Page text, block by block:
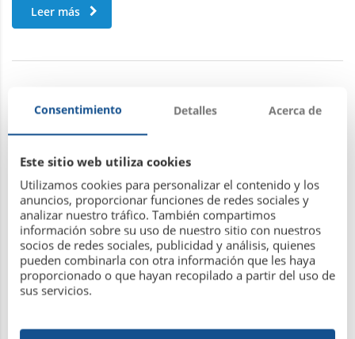
Leer más
ACTUALIZACIÓN DE CUOTAS SOCIALES
20 de marzo de 2026
Consentimiento Detalles Acerca de
Este sitio web utiliza cookies
Utilizamos cookies para personalizar el contenido y los
anuncios, proporcionar funciones de redes sociales y
analizar nuestro tráfico. También compartimos
información sobre su uso de nuestro sitio con nuestros
socios de redes sociales, publicidad y análisis, quienes
pueden combinarla con otra información que les haya
proporcionado o que hayan recopilado a partir del uso de
sus servicios.